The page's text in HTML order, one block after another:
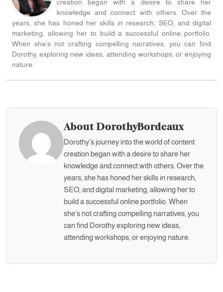
creation began with a desire to share her
knowledge and connect with others. Over the
years, she has honed her skills in research, SEO, and digital
marketing, allowing her to build a successful online portfolio.
When she’s not crafting compelling narratives, you can find
Dorothy exploring new ideas, attending workshops, or enjoying
nature.
About DorothyBordeaux
Dorothy's journey into the world of content
creation began with a desire to share her
knowledge and connect with others. Over the
years, she has honed her skills in research,
SEO, and digital marketing, allowing her to
build a successful online portfolio. When
she’s not crafting compelling narratives, you
can find Dorothy exploring new ideas,
attending workshops, or enjoying nature.